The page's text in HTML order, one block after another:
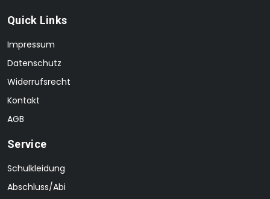
Quick Links
Impressum
Datenschutz
Widerrufsrecht
Kontakt
AGB
Service
Schulkleidung
Abschluss/Abi